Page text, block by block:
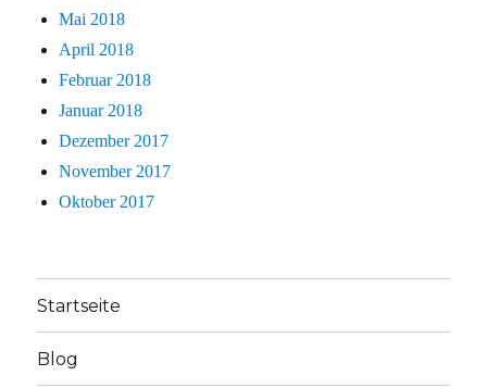
Mai 2018
April 2018
Februar 2018
Januar 2018
Dezember 2017
November 2017
Oktober 2017
Startseite
Blog